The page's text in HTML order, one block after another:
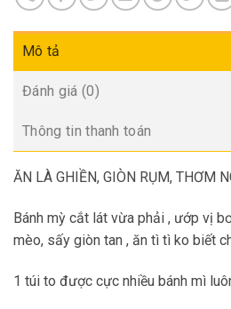
Mô tả
Đánh giá (0)
Thông tin thanh toán
ĂN LÀ GHIỀN, GIÒN RỤM, THƠM
Bánh mỳ cắt lát vừa phải , ướp vị
mèo, sấy giòn tan , ăn tì tì ko biết
1 túi to được cực nhiều bánh mì